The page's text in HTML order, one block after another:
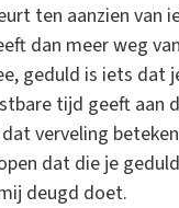
ten aanzien van
dan meer weg
geduld is iets dat
tijd geeft aan
verveling
dat die je
deugd doet.